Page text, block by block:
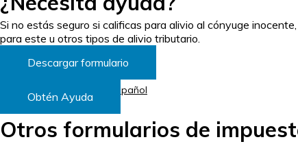
Si no estás seguro si calificas para alivio al cónyuge inocente
para este u otros tipos de alivio tributario.
Descargar formulario
Descargue la versión en español
Obtén Ayuda
Otros formularios de